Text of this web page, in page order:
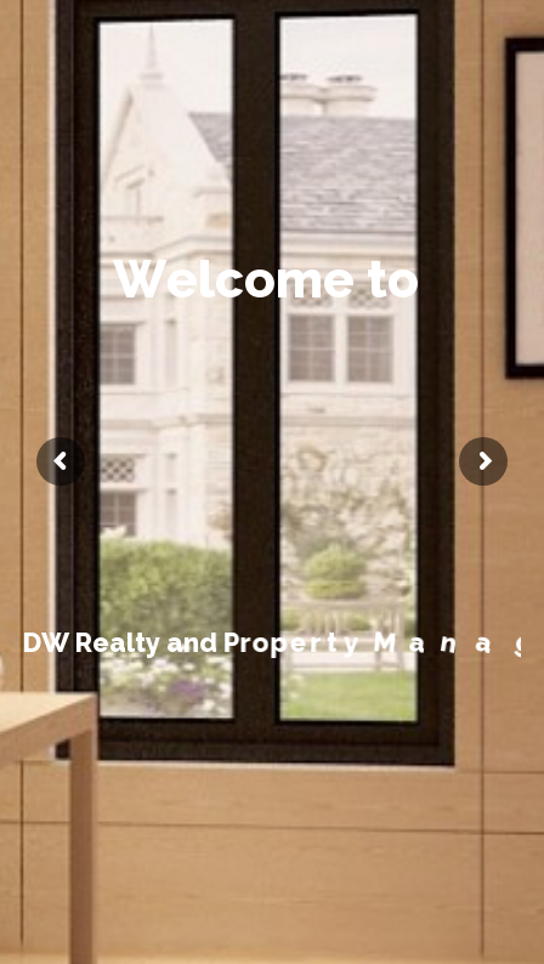
Welcome to
DW Realtyand PropertyManag eme t